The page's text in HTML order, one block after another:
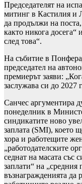
Председателят на
митинг в Кастилия и
да продължи на
както никога досега“
след това“.
На събитие в
председател на
премиерът заяви:
заслужава си до 2027
Санчес аргументира
понеделник в
синдикатите ново
заплата (SMI), което
хора и работещите
„работодателските
седнат на масата със
заплати“ на „средния
възнагражденията да